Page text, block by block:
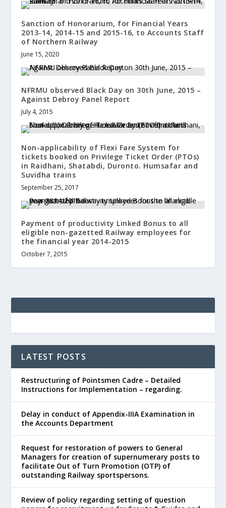
Sanction of Honorarium, for Financial Years
2013-14, 2014-15 and 2015-16, to Accounts Staff
of Northern Railway
June 15, 2020
NFRMU observed Black Day on 30th June, 2015 –
Against Debroy Panel Report
July 4, 2015
Non-applicability of Flexi Fare System for
tickets booked on Privilege Ticket Order (PTOs)
in Raidhani, Shatabdi, Duronto. Humsafar and
Suvidha trains
September 25, 2017
Payment of productivity Linked Bonus to all
eligible non-gazetted Railway employees for
the financial year 2014-2015
October 7, 2015
LATEST POSTS
Restructuring of Pointsmen Cadre – Detailed
Instructions for Implementation – regarding.
Delay in conduct of Appendix-IIIA Examination in
the Accounts Department
Request for restoration of powers to General
Managers for creation of supernumerary posts to
facilitate Out of Turn Promotion (OTP) of
outstanding Railway sportspersons.
Review of policy regarding setting of question